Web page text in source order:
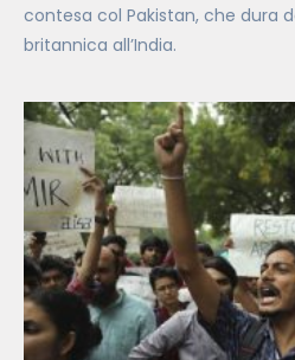
contesa col Pakistan, che dura
britannica all’India.